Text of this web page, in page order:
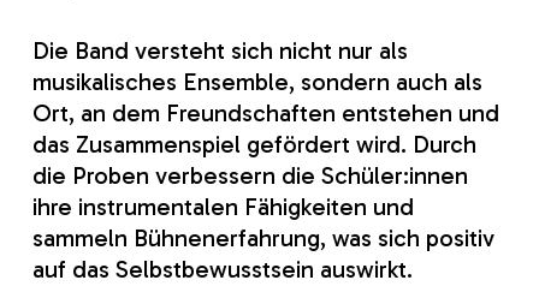
Die Band versteht sich nicht nur als
musikalisches Ensemble, sondern auch als
Ort, an dem Freundschaften entstehen und
das Zusammenspiel gefördert wird. Durch
die Proben verbessern die Schüler:innen
ihre instrumentalen Fähigkeiten und
sammeln Bühnenerfahrung, was sich positiv
auf das Selbstbewusstsein auswirkt.